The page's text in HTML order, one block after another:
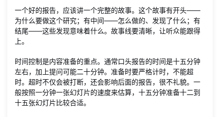
一个好的报告，应该讲一个完整的故事。这个故事有开头——
为什么要做这个研究；有中间——怎么做的、发现了什么；有
结尾——这些发现意味着什么。故事线要清晰，让听众能跟得
上。
时间控制是内容准备的重点。通常口头报告的时间是十五分钟
左右，加上提问可能二十分钟。准备时要严格计时，不能超
时。超时不仅会被打断，还会影响后面的报告，很不礼貌。一
般按照一分钟一张幻灯片的速度来估算，十五分钟准备十二到
十五张幻灯片比较合适。